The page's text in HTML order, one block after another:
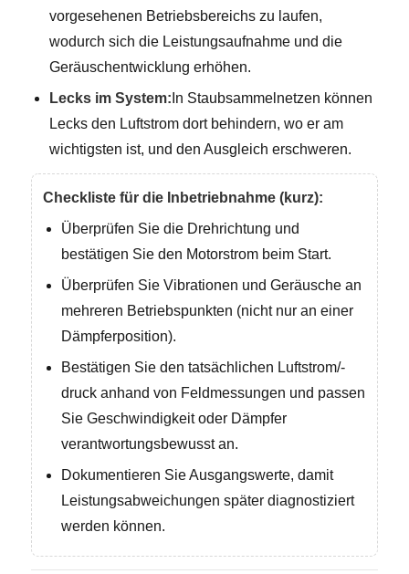
vorgesehenen Betriebsbereichs zu laufen,
wodurch sich die Leistungsaufnahme und die
Geräuschentwicklung erhöhen.
Lecks im System: In Staubsammelnetzen können
Lecks den Luftstrom dort behindern, wo er am
wichtigsten ist, und den Ausgleich erschweren.
Checkliste für die Inbetriebnahme (kurz):
Überprüfen Sie die Drehrichtung und
bestätigen Sie den Motorstrom beim Start.
Überprüfen Sie Vibrationen und Geräusche an
mehreren Betriebspunkten (nicht nur an einer
Dämpferposition).
Bestätigen Sie den tatsächlichen Luftstrom/-
druck anhand von Feldmessungen und passen
Sie Geschwindigkeit oder Dämpfer
verantwortungsbewusst an.
Dokumentieren Sie Ausgangswerte, damit
Leistungsabweichungen später diagnostiziert
werden können.